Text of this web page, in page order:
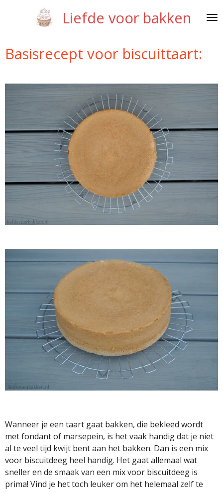
hoofdinhoud
Liefde voor bakken
Basisrecept voor biscuittaart:
Wanneer je een taart gaat bakken, die bekleed wordt
met fondant of marsepein, is het vaak handig dat je niet
al te veel tijd kwijt bent aan het bakken. Dan is een mix
voor biscuitdeeg heel handig. Het gaat allemaal wat
sneller en de smaak van een mix voor biscuitdeeg is
prima! Vind je het toch leuker om het helemaal zelf te